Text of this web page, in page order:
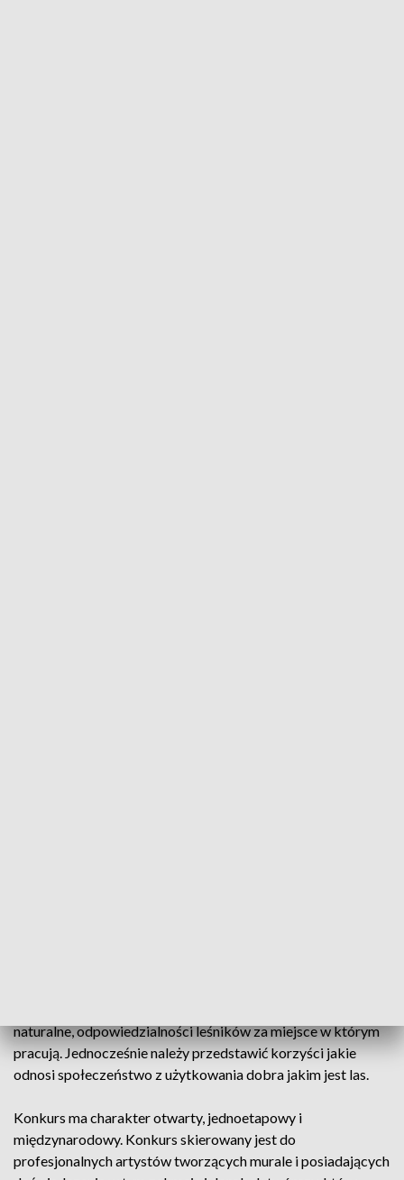
naturalne, odpowiedzialności leśników za miejsce w którym
pracują. Jednocześnie należy przedstawić korzyści jakie
odnosi społeczeństwo z użytkowania dobra jakim jest las.
Konkurs ma charakter otwarty, jednoetapowy i
międzynarodowy. Konkurs skierowany jest do
profesjonalnych artystów tworzących murale i posiadających